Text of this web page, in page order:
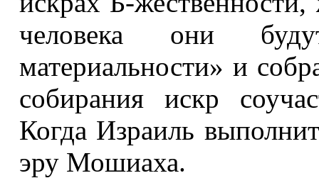
человека они
материальности» и
собирания искр
Когда Израиль
эру Мошиаха.